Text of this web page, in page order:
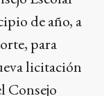
para
licitación
Consejo
es lograr